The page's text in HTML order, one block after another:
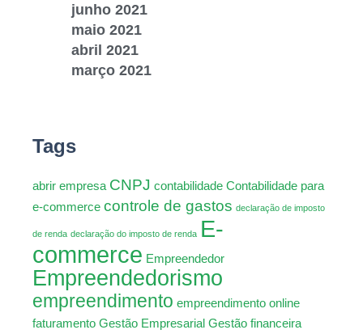
junho 2021
maio 2021
abril 2021
março 2021
Tags
abrir empresa CNPJ contabilidade Contabilidade para
e-commerce controle de gastos declaração de imposto
de renda declaração do imposto de renda E-
commerce Empreendedor
Empreendedorismo
empreendimento empreendimento online
faturamento Gestão Empresarial Gestão financeira